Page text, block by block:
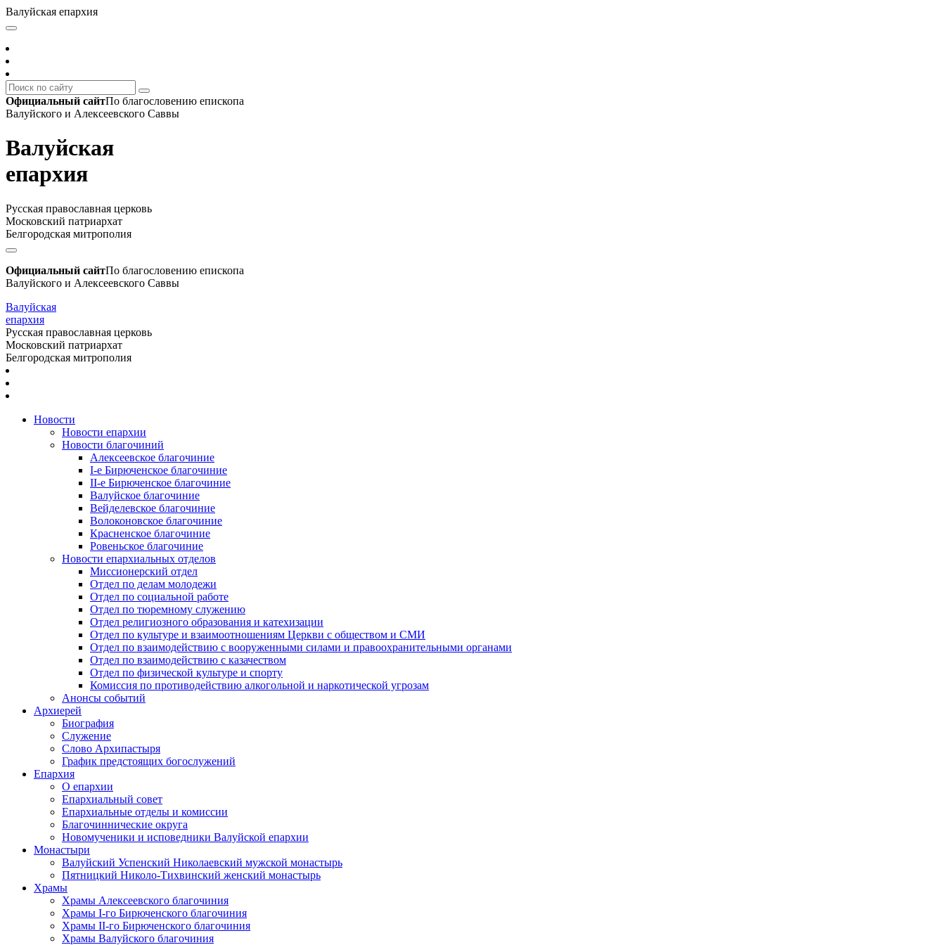
Валуйская епархия
Официальный сайтПо благословению епископа
Валуйского и Алексеевского Саввы
Валуйская
епархия
Русская православная церковь
Московский патриархат
Белгородская митрополия
Официальный сайтПо благословению епископа
Валуйского и Алексеевского Саввы
Валуйская
епархия
Русская православная церковь
Московский патриархат
Белгородская митрополия
Новости
Новости епархии
Новости благочиний
Алексеевское благочиние
I-е Бирюченское благочиние
II-е Бирюченское благочиние
Валуйское благочиние
Вейделевское благочиние
Волоконовское благочиние
Красненское благочиние
Ровеньское благочиние
Новости епархиальных отделов
Миссионерский отдел
Отдел по делам молодежи
Отдел по социальной работе
Отдел по тюремному служению
Отдел религиозного образования и катехизации
Отдел по культуре и взаимоотношениям Церкви с обществом и СМИ
Отдел по взаимодействию с вооруженными силами и правоохранительными органами
Отдел по взаимодействию с казачеством
Отдел по физической культуре и спорту
Комиссия по противодействию алкогольной и наркотической угрозам
Анонсы событий
Архиерей
Биография
Служение
Слово Архипастыря
График предстоящих богослужений
Епархия
О епархии
Епархиальный совет
Епархиальные отделы и комиссии
Благочиннические округа
Новомученики и исповедники Валуйской епархии
Монастыри
Валуйский Успенский Николаевский мужской монастырь
Пятницкий Николо-Тихвинский женский монастырь
Храмы
Храмы Алексеевского благочиния
Храмы I-го Бирюченского благочиния
Храмы II-го Бирюченского благочиния
Храмы Валуйского благочиния